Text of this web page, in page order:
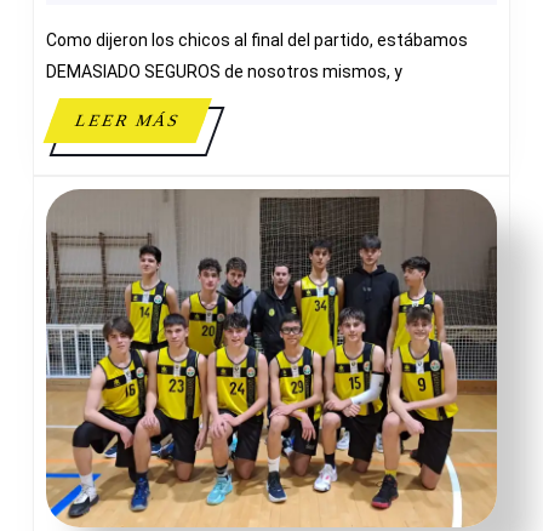
Como dijeron los chicos al final del partido, estábamos
DEMASIADO SEGUROS de nosotros mismos, y
LEER MÁSLEER
MÁS